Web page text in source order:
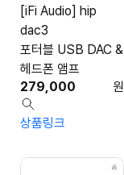
[iFi Audio] hip
dac3
포터블 USB DAC &
헤드폰 앰프
279,000
원
상품링크